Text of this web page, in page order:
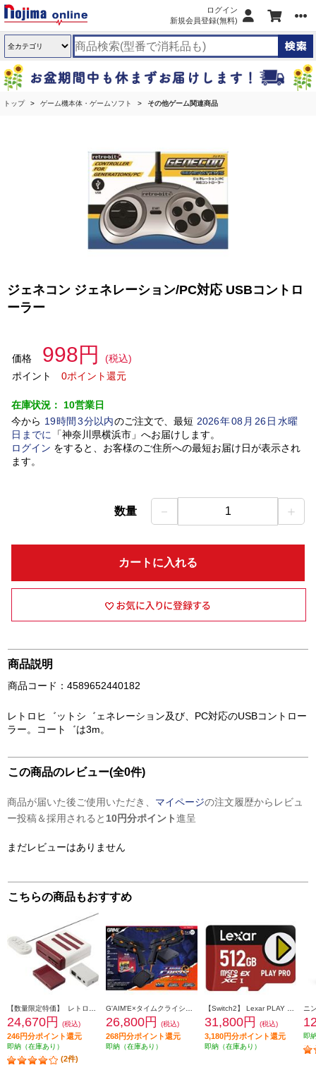
ログイン
新規会員登録(無料)
トップ ゲーム機本体・ゲームソフト その他ゲーム関連商品
ジェネコン ジェネレーション/PC対応 USBコントロ
ーラー
価格 998円
(税込)
ポイント
0ポイント還元
在庫状況： 10営業日
今から 19時間 3分以内のご注文で、最短 2026年08 月 26日水曜
日 までに 「神奈川県横浜市」 へお届けします。
ログイン をすると、お客様のご住所への最短お届け日が表示され
ます。
数量 － 1 ＋
カートに入れる
商品説明
商品コード：4589652440182
レトロヒ゛ットシ゛ェネレーション及び、PC対応のUSBコントロー
ラー。コート゛は3m。
この商品のレビュー(全0件)
商品が届いた後ご使用いただき、 マイページの注文履歴からレビュ
ー投稿＆採用されると 10円分ポイント進呈
まだレビューはありません
こちらの商品もおすすめ
24,670円 (税込)
246円分ポイント還元
即納（在庫あり）
(2件)
26,800円 (税込)
268円分ポイント還元
即納（在庫あり）
31,800円 (税込)
3,180円分ポイント還元
即納（在庫あり）
即